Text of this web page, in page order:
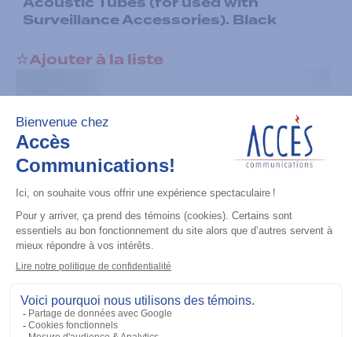
Surveillance Accessories). Black
Ajouter à la liste